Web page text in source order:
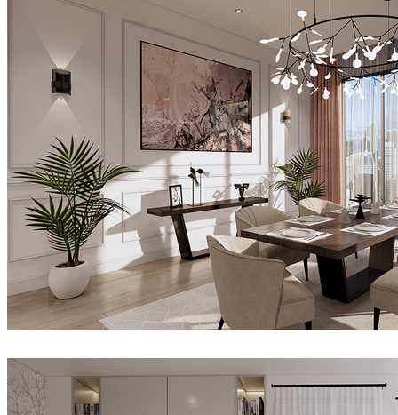
Diseño de Interiores
Abdi Diseño de Interiores